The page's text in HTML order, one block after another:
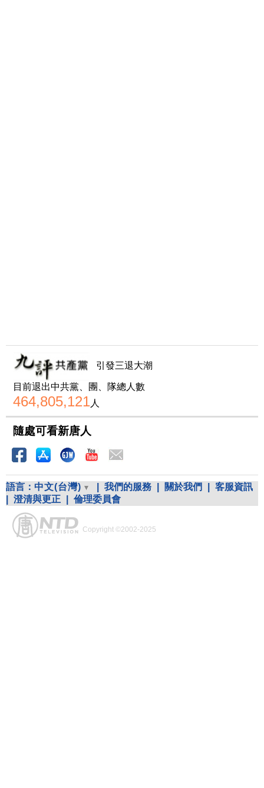
引發三退大潮
目前退出中共黨、團、隊總人數
464,805,121人
隨處可看新唐人
語言： 中文(台灣) 我們的服務 關於我們
客服資訊
澄清與更正 倫理委員會
Copyright ©2002-2025